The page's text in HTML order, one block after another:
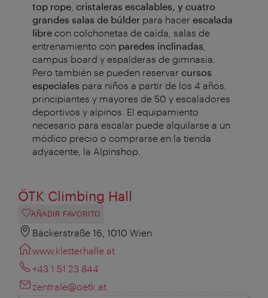
top rope cristaleras escalables, y cuatro
grandes salas de búlder para hacer escalada
libre con colchonetas de caída, salas de
entrenamiento con paredes inclinadas
campus board y espalderas de gimnasia.
Pero también se pueden reservar cursos
especiales para niños a partir de los 4 años,
principiantes y mayores de 50 y escaladores
deportivos y alpinos. El equipamiento
necesario para escalar puede alquilarse a un
módico precio o comprarse en la tienda
adyacente, la Alpinshop.
ÖTK Climbing Hall
AÑADIR FAVORITO
Bäckerstraße 16, 1010 Wien
www.kletterhalle.at
+43 1 51 23 844
zentrale@oetk.at